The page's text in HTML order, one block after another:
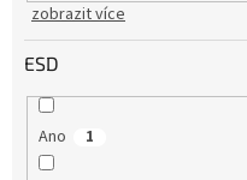
zobrazit více
ESD
Ano 1